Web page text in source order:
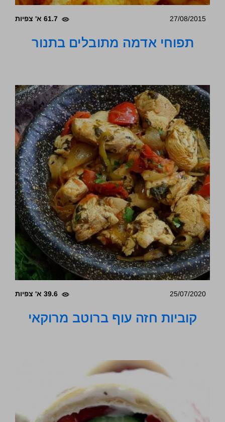
27/08/2015 61.7 א' צפיות
תפוחי אדמה מתובלים בתנור
25/07/2020 39.6 א' צפיות
קוביות חזה עוף ברוטב מרוקאי